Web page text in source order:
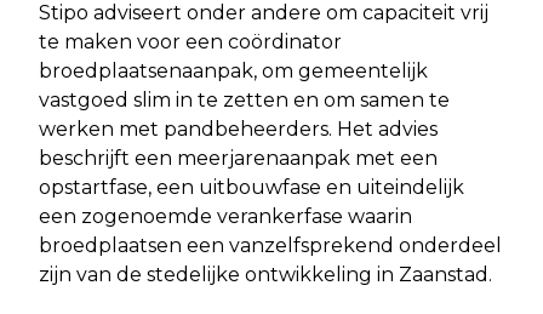
Stipo adviseert onder andere om capaciteit vrij
te maken voor een coördinator
broedplaatsenaanpak, om gemeentelijk
vastgoed slim in te zetten en om samen te
werken met pandbeheerders. Het advies
beschrijft een meerjarenaanpak met een
opstartfase, een uitbouwfase en uiteindelijk
een zogenoemde verankerfase waarin
broedplaatsen een vanzelfsprekend onderdeel
zijn van de stedelijke ontwikkeling in Zaanstad.